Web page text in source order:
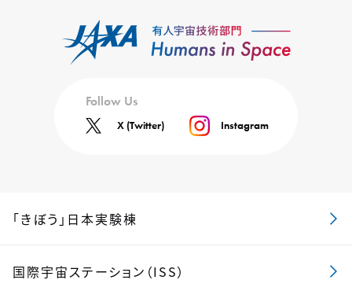
Follow Us
X (Twitter) Instagram
「きぼう」日本実験棟
国際宇宙ステーション（ISS）